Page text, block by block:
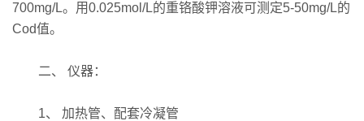
700mg/L。用0.025mol/L的重铬酸钾溶液可测定5-50mg/L的
Cod值。
二、 仪器：
1、 加热管、配套冷凝管